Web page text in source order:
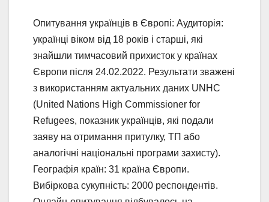
Опитування українців в Європі: Аудиторія:
українці віком від 18 років і старші, які
знайшли тимчасовий прихисток у країнах
Європи після 24.02.2022. Результати зважені
з використанням актуальних даних UNHC
(United Nations High Commissioner for
Refugees, показник українців, які подали
заяву на отримання притулку, ТП або
аналогічні національні програми захисту).
Географія країн: 31 країна Європи.
Вибіркова сукупність: 2000 респондентів.